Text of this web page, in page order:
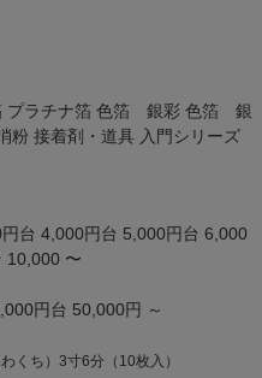
プラチナ箔 色箔 銀彩 色箔 銀
粉 接着剤・道具 入門シリーズ
台 4,000円台 5,000円台 6,000
10,000 〜
円台 50,000円 ～
くち）3寸6分（10枚入）